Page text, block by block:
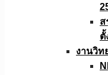
ส
ตั้
งานวิท